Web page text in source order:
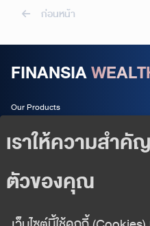
ก่อนหน้า
FINANSIA
Our Products
Wealth Services
Follow us
02 625 2442 wealth-